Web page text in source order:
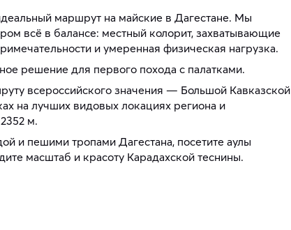
маршрут на майские в Дагестане. Мы
всё в балансе: местный колорит, захватывающие
и умеренная физическая нагрузка.
решение для первого похода с палатками.
всероссийского значения — Большой Кавказской
на лучших видовых локациях региона и
м.
и пешими тропами Дагестана, посетите аулы
масштаб и красоту Карадахской теснины.